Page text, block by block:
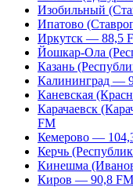
Изобильный
Ипатово
Иркутск — 88,5
Йошкар-Ола
Казань
Калининград —
Каневская
Карачаевск
FM
Кемерово —
Керчь
Кинешма
Киров — 90,8 FM